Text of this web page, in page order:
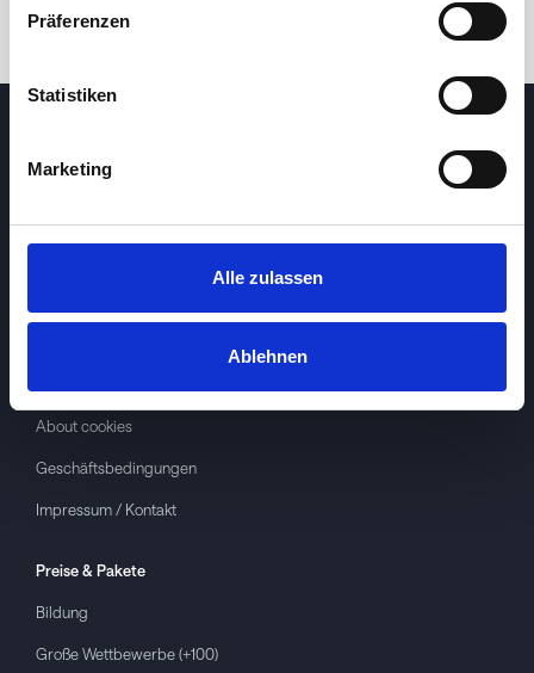
Präferenzen
Statistiken
Marketing
Alle zulassen
Ablehnen
About cookies
Geschäftsbedingungen
Impressum / Kontakt
Preise & Pakete
Bildung
Große Wettbewerbe (+100)